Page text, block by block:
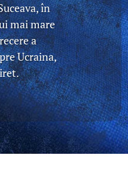
în
mai mare
a
Ucraina,